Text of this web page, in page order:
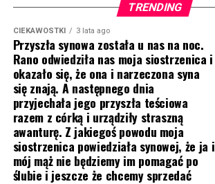
TRENDING
CIEKAWOSTKI 3 lata ago
Przyszła synowa została u nas na noc.
Rano odwiedziła nas moja siostrzenica i
okazało się, że ona i narzeczona syna
się znają. A następnego dnia
przyjechała jego przyszła teściowa
razem z córką i urządziły straszną
awanturę. Z jakiegoś powodu moja
siostrzenica powiedziała synowej, że ja i
mój mąż nie będziemy im pomagać po
ślubie i jeszcze że chcemy sprzedać